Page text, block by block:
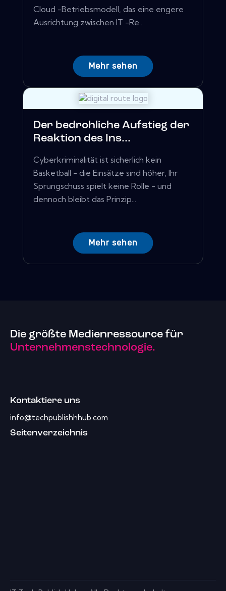
Cloud -Betriebsmodell, das eine engere
Ausrichtung zwischen IT -Re...
Mehr sehen
Der bedrohliche Aufstieg der
Reaktion des Ins...
Cyberkriminalität ist sicherlich kein
Basketball - die Einsätze sind höher, Ihr
Sprungschuss spielt keine Rolle - und
dennoch bleibt das Prinzip...
Mehr sehen
Die größte Medienressource für
Unternehmenstechnologie.
Kontaktiere uns
info@techpublishhhub.com
Seitenverzeichnis